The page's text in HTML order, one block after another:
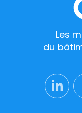
Les
du